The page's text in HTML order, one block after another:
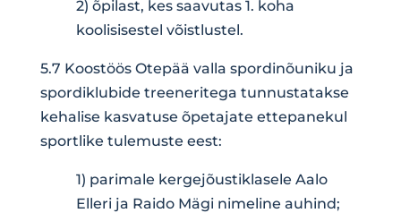
2) õpilast, kes saavutas 1. koha
koolisisestel võistlustel.
5.7 Koostöös Otepää valla spordinõuniku ja
spordiklubide treeneritega tunnustatakse
kehalise kasvatuse õpetajate ettepanekul
sportlike tulemuste eest:
1) parimale kergejõustiklasele Aalo
Elleri ja Raido Mägi nimeline auhind;